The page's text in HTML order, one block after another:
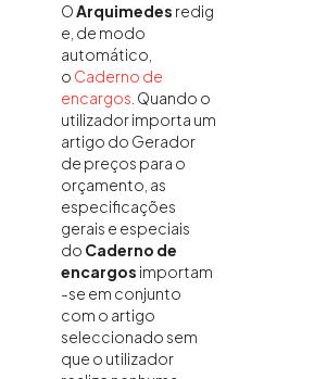
OArquimedes redig
e, de modo
automático,
o Caderno de
encargos . Quando o
utilizador importa um
artigo do Gerador
de preços para o
orçamento, as
especificações
gerais e especiais
do Caderno de
encargos importam
-se em conjunto
com o artigo
seleccionado sem
que o utilizador